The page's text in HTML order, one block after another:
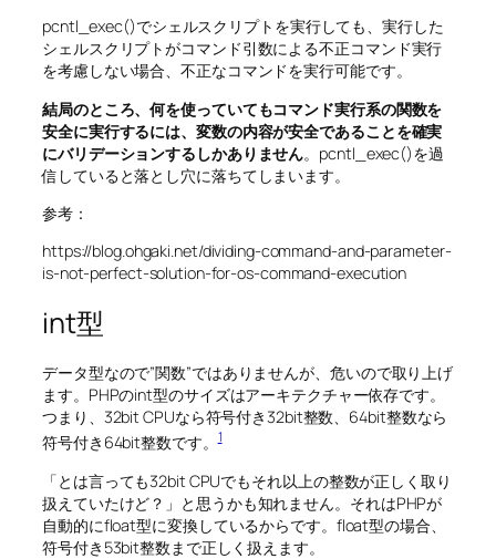
pcntl_exec()でシェルスクリプトを実行しても、実行した
シェルスクリプトがコマンド引数による不正コマンド実行
を考慮しない場合、不正なコマンドを実行可能です。
結局のところ、何を使っていてもコマンド実行系の関数を
安全に実行するには、変数の内容が安全であることを確実
にバリデーションするしかありません。pcntl_exec()を過
信していると落とし穴に落ちてしまいます。
参考：
https://blog.ohgaki.net/dividing-command-and-parameter-
is-not-perfect-solution-for-os-command-execution
int型
データ型なので”関数”ではありませんが、危いので取り上げ
ます。PHPのint型のサイズはアーキテクチャー依存です。
つまり、32bit CPUなら符号付き32bit整数、64bit整数なら
符号付き64bit整数です。1
「とは言っても32bit CPUでもそれ以上の整数が正しく取り
扱えていたけど？」と思うかも知れません。それはPHPが
自動的にfloat型に変換しているからです。float型の場合、
符号付き53bit整数まで正しく扱えます。